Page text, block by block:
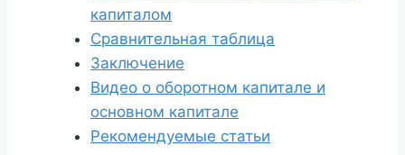
капиталом
Сравнительная таблица
Заключение
Видео о оборотном капитале и
основном капитале
Рекомендуемые статьи